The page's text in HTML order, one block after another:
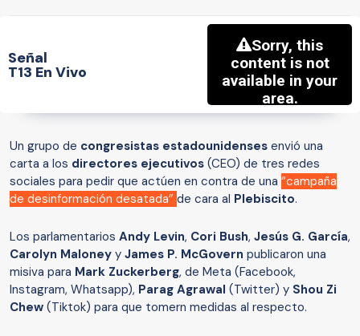
Señal
T13 En Vivo
Un grupo de congresistas estadounidenses envió una
carta a los directores ejecutivos (CEO) de tres redes
sociales para pedir que actúen en contra de una “campaña
de desinformación desatada” de cara al Plebiscito.
Los parlamentarios Andy Levin, Cori Bush, Jesús G. García,
Carolyn Maloney y James P. McGovern publicaron una
misiva para Mark Zuckerberg, de Meta (Facebook,
Instagram, Whatsapp), Parag Agrawal (Twitter) y Shou Zi
Chew (Tiktok) para que tomern medidas al respecto.